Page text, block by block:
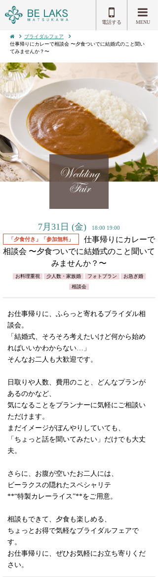
電話する MENU
ブライダルフェア
仕事帰りにカレーで相談会 〜夕食ついでに結婚式のこと聞い
てみませんか？〜
Wedding
Fair
7月31日 (金)
18:00 19:00
「夕食付き」「参加無料」
仕事帰りにカレーで
相談会 〜夕食ついでに結婚式のこと聞いて
みませんか？〜
お料理重視 少人数・家族婚 フォトプラン
お急ぎ婚
相談会
お仕事帰りに、ふらっと寄れるブライダル相
談会。
「結婚式、そろそろ考えたいけど何から始め
ればいいかわからない…」
そんなお二人も大歓迎です。
日取りや人数、費用のこと、どんなプランが
あるのかなど、
気になることをプランナーに気軽にご相談い
ただけます。
まだイメージがぼんやりしていても、
「ちょっと話を聞いてみたい」だけでも大丈
夫。
さらに、お腹が空いたお二人には、
ビーラクスの隠れたスペシャリテ
**“特製カレーライス”**をご用意。
相談もできて、夕食も楽しめる、
ちょっとお得で気軽なブライダルフェアで
す。
お仕事帰りに、ぜひお気軽にお立ち寄りくだ
さい。